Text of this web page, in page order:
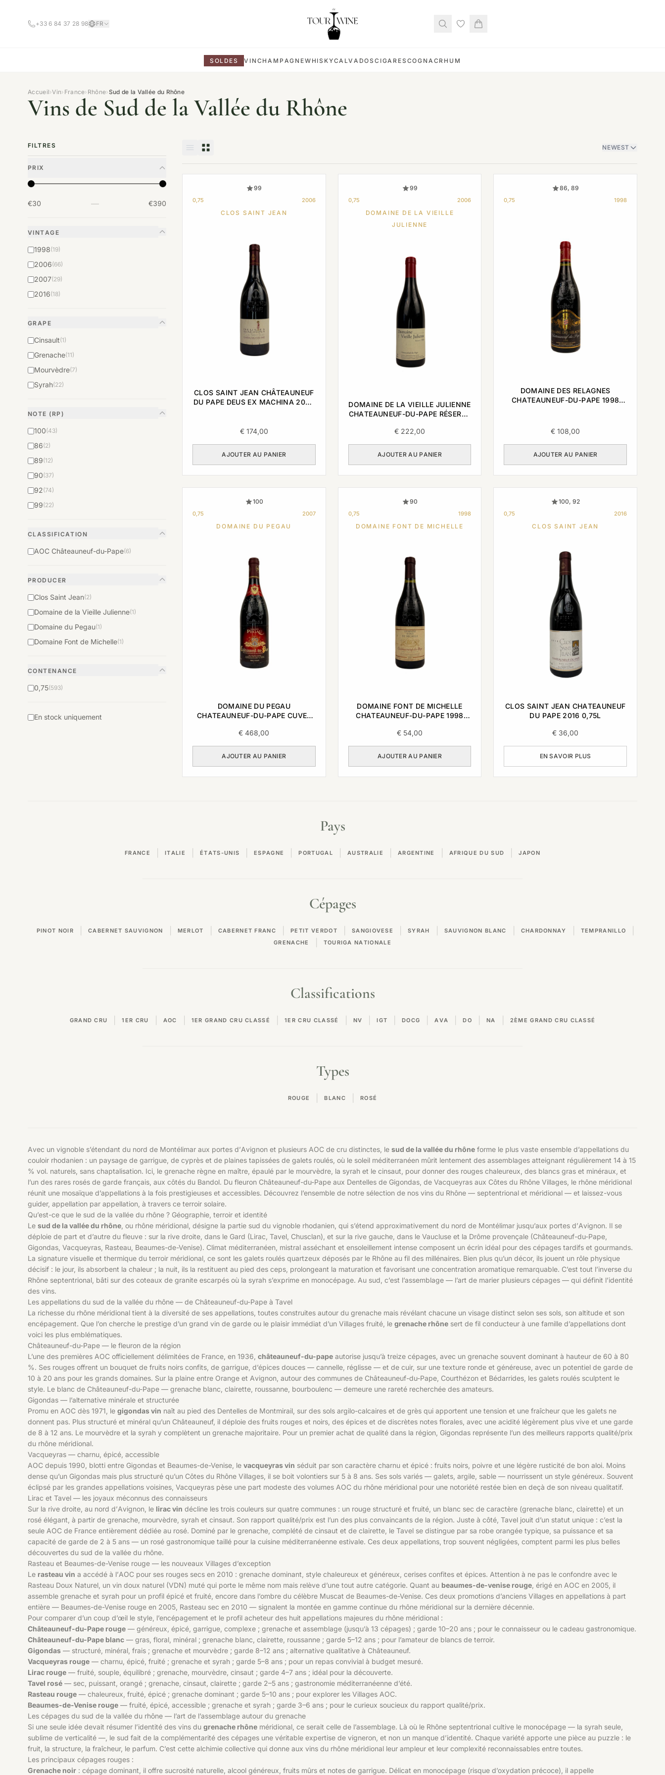
+33 6 84 37 28 98 FR
SOLDES VIN CHAMPAGNEWHISKYCALVADOS CIGARES COGNAC RHUM
Accueil›Vin› France› Rhône›Sud de la Vallée du Rhône
Vins de Sud de la Vallée du Rhône
FILTRES
PRIX
€30 — €390
VINTAGE
1998(19)
2006(66)
2007(29)
2016(18)
GRAPE
Cinsault(1)
Grenache(11)
Mourvèdre(7)
Syrah(22)
NOTE (RP)
100(43)
86(2)
89(12)
90(37)
92(74)
99(22)
CLASSIFICATION
AOC Châteauneuf-du-Pape(6)
PRODUCER
Clos Saint Jean(2)
Domaine de la Vieille Julienne(1)
Domaine du Pegau(1)
Domaine Font de Michelle(1)
CONTENANCE
0,75(593)
En stock uniquement
NEWEST
99
0,75 2006
CLOS SAINT JEAN
CLOS SAINT JEAN CHÂTEAUNEUF
DU PAPE DEUS EX MACHINA 2006
€174,00
AJOUTER AU PANIER
99
0,75 2006
DOMAINE DE LA VIEILLE
JULIENNE
DOMAINE DE LA VIEILLE JULIENNE
CHATEAUNEUF-DU-PAPE RÉSERVE
€222,00
AJOUTER AU PANIER
86, 89
0,75 1998
DOMAINE DES RELAGNES
CHATEAUNEUF-DU-PAPE 1998
€ 108,00
AJOUTER AU PANIER
100
0,75 2007
DOMAINE DU PEGAU
DOMAINE DU PEGAU
CHATEAUNEUF-DU-PAPE CUVEE
€ 468,00
AJOUTER AU PANIER
90
0,75 1998
DOMAINE FONT DE MICHELLE
DOMAINE FONT DE MICHELLE
CHATEAUNEUF-DU-PAPE 1998
€54,00
AJOUTER AU PANIER
100, 92
0,75 2016
CLOS SAINT JEAN
CLOS SAINT JEAN CHATEAUNEUF
DU PAPE 2016 0,75L
€ 36,00
EN SAVOIR PLUS
Pays
FRANCE ITALIE ÉTATS-UNIS ESPAGNE PORTUGAL AUSTRALIE ARGENTINE AFRIQUE DU SUD JAPON
Cépages
PINOT NOIR CABERNET SAUVIGNON MERLOT CABERNET FRANC PETIT VERDOT SANGIOVESE SYRAH SAUVIGNON BLANC CHARDONNAY TEMPRANILLO
GRENACHE TOURIGA NATIONALE
Classifications
GRAND CRU 1ER CRU AOC 1ER GRAND CRU CLASSÉ 1ER CRU CLASSÉ NV IGT DOCG AVA DO NA 2ÈME GRAND CRU CLASSÉ
Types
ROUGE BLANC ROSÉ
Avec un vignoble s’étendant du nord de Montélimar aux portes d’Avignon et plusieurs AOC de cru distinctes, le sud de la vallée du rhône forme le plus vaste ensemble d’appellations du
couloir rhodanien : un paysage de garrigue, de cyprès et de plaines tapissées de galets roulés, où le soleil méditerranéen mûrit lentement des assemblages atteignant régulièrement 14 à 15
% vol. naturels, sans chaptalisation. Ici, le grenache règne en maître, épaulé par le mourvèdre, la syrah et le cinsaut, pour donner des rouges chaleureux, des blancs gras et minéraux, et
l’un des rares rosés de garde français, aux côtés du Bandol. Du fleuron Châteauneuf-du-Pape aux Dentelles de Gigondas, de Vacqueyras aux Côtes du Rhône Villages, le rhône méridional
réunit une mosaïque d’appellations à la fois prestigieuses et accessibles. Découvrez l’ensemble de notre sélection de nos vins du Rhône — septentrional et méridional — et laissez-vous
guider, appellation par appellation, à travers ce terroir solaire.
Qu’est-ce que le sud de la vallée du rhône ? Géographie, terroir et identité
Le sud de la vallée du rhône , ou rhône méridional, désigne la partie sud du vignoble rhodanien, qui s’étend approximativement du nord de Montélimar jusqu’aux portes d’Avignon. Il se
déploie de part et d’autre du fleuve : sur la rive droite, dans le Gard (Lirac, Tavel, Chusclan), et sur la rive gauche, dans le Vaucluse et la Drôme provençale (Châteauneuf-du-Pape,
Gigondas, Vacqueyras, Rasteau, Beaumes-de-Venise). Climat méditerranéen, mistral asséchant et ensoleillement intense composent un écrin idéal pour des cépages tardifs et gourmands.
La signature visuelle et thermique du terroir méridional, ce sont les galets roulés quartzeux déposés par le Rhône au fil des millénaires. Bien plus qu’un décor, ils jouent un rôle physique
décisif : le jour, ils absorbent la chaleur ; la nuit, ils la restituent au pied des ceps, prolongeant la maturation et favorisant une concentration aromatique remarquable. C’est tout l’inverse du
Rhône septentrional, bâti sur des coteaux de granite escarpés où la syrah s’exprime en monocépage. Au sud, c’est l’assemblage — l’art de marier plusieurs cépages — qui définit l’identité
des vins.
Les appellations du sud de la vallée du rhône — de Châteauneuf-du-Pape à Tavel
La richesse du rhône méridional tient à la diversité de ses appellations, toutes construites autour du grenache mais révélant chacune un visage distinct selon ses sols, son altitude et son
encépagement. Que l’on cherche le prestige d’un grand vin de garde ou le plaisir immédiat d’un Villages fruité, le grenache rhône sert de fil conducteur à une famille d’appellations dont
voici les plus emblématiques.
Châteauneuf-du-Pape — le fleuron de la région
L’une des premières AOC officiellement délimitées de France, en 1936, châteauneuf-du-pape autorise jusqu’à treize cépages, avec un grenache souvent dominant à hauteur de 60 à 80
%. Ses rouges offrent un bouquet de fruits noirs confits, de garrigue, d’épices douces — cannelle, réglisse — et de cuir, sur une texture ronde et généreuse, avec un potentiel de garde de
10 à 20 ans pour les grands domaines. Sur la plaine entre Orange et Avignon, autour des communes de Châteauneuf-du-Pape, Courthézon et Bédarrides, les galets roulés sculptent le
style. Le blanc de Châteauneuf-du-Pape — grenache blanc, clairette, roussanne, bourboulenc — demeure une rareté recherchée des amateurs.
Gigondas — l’alternative minérale et structurée
Promu en AOC dès 1971, le gigondas vin naît au pied des Dentelles de Montmirail, sur des sols argilo-calcaires et de grès qui apportent une tension et une fraîcheur que les galets ne
donnent pas. Plus structuré et minéral qu’un Châteauneuf, il déploie des fruits rouges et noirs, des épices et de discrètes notes florales, avec une acidité légèrement plus vive et une garde
de 8 à 12 ans. Le mourvèdre et la syrah y complètent un grenache majoritaire. Pour un premier achat de qualité dans la région, Gigondas représente l’un des meilleurs rapports qualité/prix
du rhône méridional.
Vacqueyras — charnu, épicé, accessible
AOC depuis 1990, blotti entre Gigondas et Beaumes-de-Venise, le vacqueyras vin séduit par son caractère charnu et épicé : fruits noirs, poivre et une légère rusticité de bon aloi. Moins
dense qu’un Gigondas mais plus structuré qu’un Côtes du Rhône Villages, il se boit volontiers sur 5 à 8 ans. Ses sols variés — galets, argile, sable — nourrissent un style généreux. Souvent
éclipsé par les grandes appellations voisines, Vacqueyras pèse une part modeste des volumes AOC du rhône méridional pour une notoriété restée bien en deçà de son niveau qualitatif.
Lirac et Tavel — les joyaux méconnus des connaisseurs
Sur la rive droite, au nord d’Avignon, le lirac vin décline les trois couleurs sur quatre communes : un rouge structuré et fruité, un blanc sec de caractère (grenache blanc, clairette) et un
rosé élégant, à partir de grenache, mourvèdre, syrah et cinsaut. Son rapport qualité/prix est l’un des plus convaincants de la région. Juste à côté, Tavel jouit d’un statut unique : c’est la
seule AOC de France entièrement dédiée au rosé. Dominé par le grenache, complété de cinsaut et de clairette, le Tavel se distingue par sa robe orangée typique, sa puissance et sa
capacité de garde de 2 à 5 ans — un rosé gastronomique taillé pour la cuisine méditerranéenne estivale. Ces deux appellations, trop souvent négligées, comptent parmi les plus belles
découvertes du sud de la vallée du rhône.
Rasteau et Beaumes-de-Venise rouge — les nouveaux Villages d’exception
Le rasteau vin a accédé à l’AOC pour ses rouges secs en 2010 : grenache dominant, style chaleureux et généreux, cerises confites et épices. Attention à ne pas le confondre avec le
Rasteau Doux Naturel, un vin doux naturel (VDN) muté qui porte le même nom mais relève d’une tout autre catégorie. Quant au beaumes-de-venise rouge , érigé en AOC en 2005, il
assemble grenache et syrah pour un profil épicé et fruité, encore dans l’ombre du célèbre Muscat de Beaumes-de-Venise. Ces deux promotions d’anciens Villages en appellations à part
entière — Beaumes-de-Venise rouge en 2005, Rasteau sec en 2010 — signalent la montée en gamme continue du rhône méridional sur la dernière décennie.
Pour comparer d’un coup d’œil le style, l’encépagement et le profil acheteur des huit appellations majeures du rhône méridional :
Châteauneuf-du-Pape rouge — généreux, épicé, garrigue, complexe ; grenache et assemblage (jusqu’à 13 cépages) ; garde 10–20 ans ; pour le connaisseur ou le cadeau gastronomique.
Châteauneuf-du-Pape blanc — gras, floral, minéral ; grenache blanc, clairette, roussanne ; garde 5–12 ans ; pour l’amateur de blancs de terroir.
Gigondas — structuré, minéral, frais ; grenache et mourvèdre ; garde 8–12 ans ; alternative qualitative à Châteauneuf.
Vacqueyras rouge — charnu, épicé, fruité ; grenache et syrah ; garde 5–8 ans ; pour un repas convivial à budget mesuré.
Lirac rouge — fruité, souple, équilibré ; grenache, mourvèdre, cinsaut ; garde 4–7 ans ; idéal pour la découverte.
Tavel rosé — sec, puissant, orangé ; grenache, cinsaut, clairette ; garde 2–5 ans ; gastronomie méditerranéenne d’été.
Rasteau rouge — chaleureux, fruité, épicé ; grenache dominant ; garde 5–10 ans ; pour explorer les Villages AOC.
Beaumes-de-Venise rouge — fruité, épicé, accessible ; grenache et syrah ; garde 3–6 ans ; pour le curieux soucieux du rapport qualité/prix.
Les cépages du sud de la vallée du rhône — l’art de l’assemblage autour du grenache
Si une seule idée devait résumer l’identité des vins du grenache rhône méridional, ce serait celle de l’assemblage. Là où le Rhône septentrional cultive le monocépage — la syrah seule,
sublime de verticalité —, le sud fait de la complémentarité des cépages une véritable expertise de vigneron, et non un manque d’identité. Chaque variété apporte une pièce au puzzle : le
fruit, la structure, la fraîcheur, le parfum. C’est cette alchimie collective qui donne aux vins du rhône méridional leur ampleur et leur complexité reconnaissables entre toutes.
Les principaux cépages rouges :
Grenache noir : cépage dominant, il offre sucrosité naturelle, alcool généreux, fruits mûrs et notes de garrigue. Délicat en monocépage (risque d’oxydation précoce), il appelle